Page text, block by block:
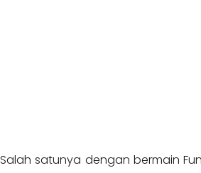
Salah satunya dengan bermain